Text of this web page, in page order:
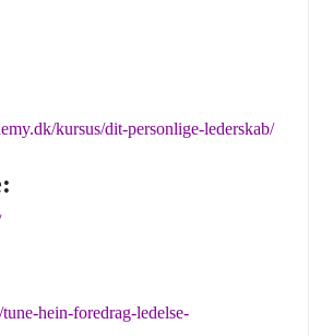
kursus/dit-personlige-lederskab/
hein-foredrag-ledelse-